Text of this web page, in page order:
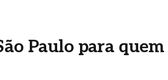
Paulo para quem